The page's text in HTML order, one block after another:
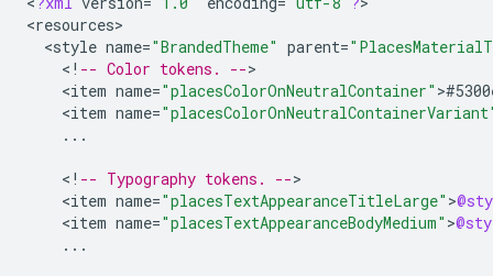
<resources
<style name="BrandedTheme" parent=
< ! -- Color tokens. --
<item name="placesColorOnNeutralContainer" >
<item name=
...
< ! -- Typography tokens. --
<item name="placesTextAppearanceTitleLarge" >
<item name="placesTextAppearanceBodyMedium" >
...